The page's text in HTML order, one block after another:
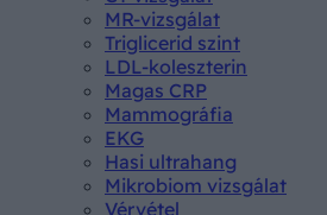
MR-vizsgálat
Triglicerid szint
LDL-koleszterin
Magas CRP
Mammográfia
EKG
Hasi ultrahang
Mikrobiom vizsgálat
Vérvétel